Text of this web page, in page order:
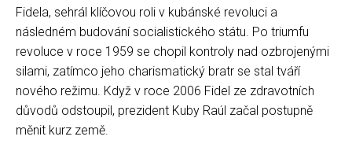
Fidela, sehrál klíčovou roli v kubánské revoluci a
následném budování socialistického státu. Po triumfu
revoluce v roce 1959 se chopil kontroly nad ozbrojenými
silami, zatímco jeho charismatický bratr se stal tváří
nového režimu. Když v roce 2006 Fidel ze zdravotních
důvodů odstoupil, prezident Kuby Raúl začal postupně
měnit kurz země.